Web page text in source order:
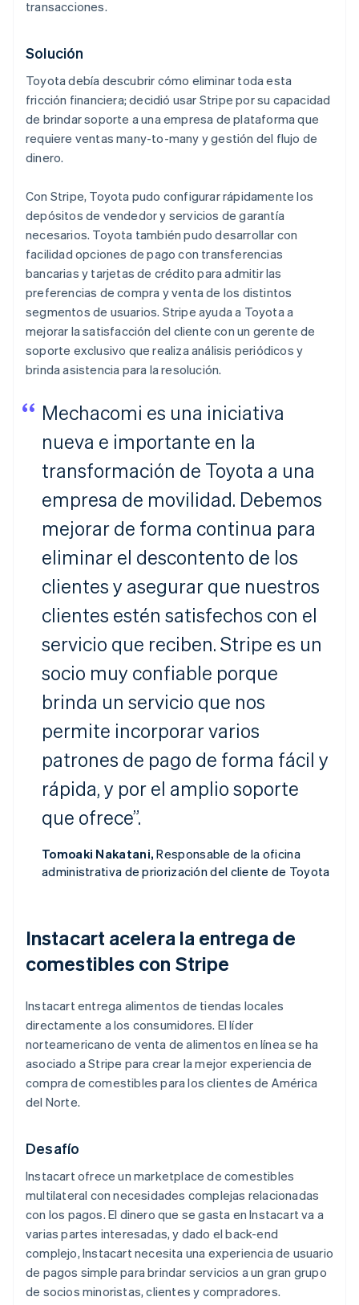
transacciones.
Solución
Toyota debía descubrir cómo eliminar toda esta
fricción financiera; decidió usar Stripe por su capacidad
de brindar soporte a una empresa de plataforma que
requiere ventas many-to-many y gestión del flujo de
dinero.
Con Stripe, Toyota pudo configurar rápidamente los
depósitos de vendedor y servicios de garantía
necesarios. Toyota también pudo desarrollar con
facilidad opciones de pago con transferencias
bancarias y tarjetas de crédito para admitir las
preferencias de compra y venta de los distintos
segmentos de usuarios. Stripe ayuda a Toyota a
mejorar la satisfacción del cliente con un gerente de
soporte exclusivo que realiza análisis periódicos y
brinda asistencia para la resolución.
Mechacomi es una iniciativa
nueva e importante en la
transformación de Toyota a una
empresa de movilidad. Debemos
mejorar de forma continua para
eliminar el descontento de los
clientes y asegurar que nuestros
clientes estén satisfechos con el
servicio que reciben. Stripe es un
socio muy confiable porque
brinda un servicio que nos
permite incorporar varios
patrones de pago de forma fácil y
rápida, y por el amplio soporte
que ofrece”.
Tomoaki Nakatani,Responsable de la oficina
administrativa de priorización del cliente de Toyota
Instacart acelera la entrega de
comestibles con Stripe
Instacart entrega alimentos de tiendas locales
directamente a los consumidores. El líder
norteamericano de venta de alimentos en línea se ha
asociado a Stripe para crear la mejor experiencia de
compra de comestibles para los clientes de América
del Norte.
Desafío
Instacart ofrece un marketplace de comestibles
multilateral con necesidades complejas relacionadas
con los pagos. El dinero que se gasta en Instacart va a
varias partes interesadas, y dado el back-end
complejo, Instacart necesita una experiencia de usuario
de pagos simple para brindar servicios a un gran grupo
de socios minoristas, clientes y compradores.